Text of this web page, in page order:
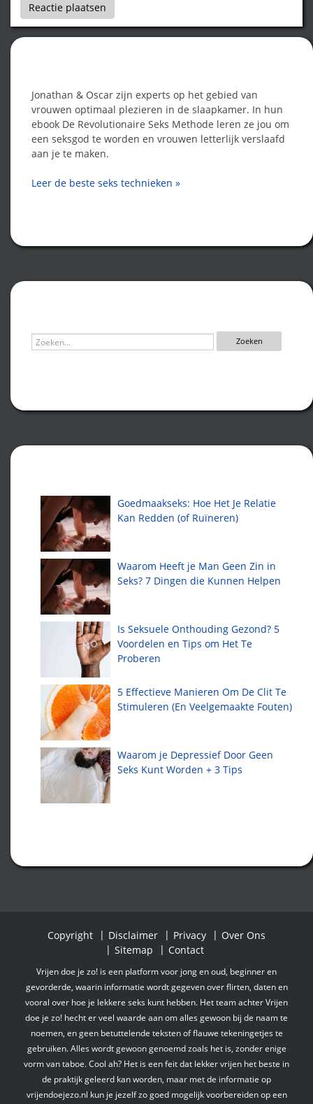
Jonathan & Oscar zijn experts op het gebied van
vrouwen optimaal plezieren in de slaapkamer. In hun
ebook De Revolutionaire Seks Methode leren ze jou om
een seksgod te worden en vrouwen letterlijk verslaafd
aan je te maken.
Leer de beste seks technieken »
Goedmaakseks: Hoe Het Je Relatie
Kan Redden (of Ruïneren)
Waarom Heeft je Man Geen Zin in
Seks? 7 Dingen die Kunnen Helpen
Is Seksuele Onthouding Gezond? 5
Voordelen en Tips om Het Te
Proberen
5 Effectieve Manieren Om De Clit Te
Stimuleren (En Veelgemaakte Fouten)
Waarom je Depressief Door Geen
Seks Kunt Worden + 3 Tips
Copyright Disclaimer Privacy
Over Ons
Sitemap
Contact
Vrijen doe je zo! is een platform voor jong en oud, beginner en
gevorderde, waarin informatie wordt gegeven over flirten, daten en
vooral over hoe je lekkere seks kunt hebben. Het team achter Vrijen
doe je zo! hecht er veel waarde aan om alles gewoon bij de naam te
noemen, en geen betuttelende teksten of flauwe tekeningetjes te
gebruiken. Alles wordt gewoon genoemd zoals het is, zonder enige
vorm van taboe. Cool ah? Het is een feit dat lekker vrijen het beste in
de praktijk geleerd kan worden, maar met de informatie op
vrijendoejezo.nl kun je jezelf zo goed mogelijk voorbereiden op een